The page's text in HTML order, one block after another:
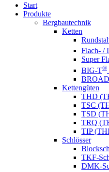
Start
Produkte
Bergbautechnik
Ketten
Flach- /
Super
BIG-T®
Kettengüten
THD
TSC
TSD
TRQ
TIP
Schlösser
TKF-
DMK-